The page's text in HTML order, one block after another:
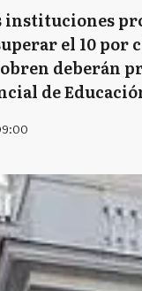
instituciones
el 10
deberán
de